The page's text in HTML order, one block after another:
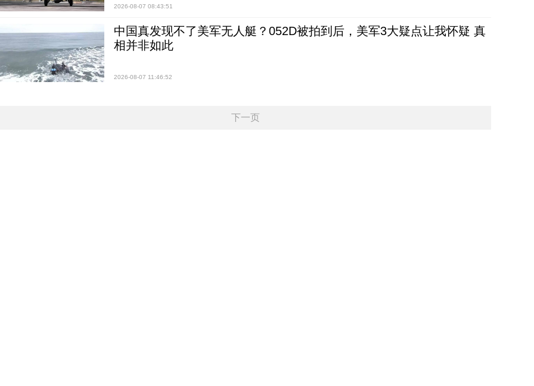
2026-08-07 08:43:51
中国真发现不了美军无人艇？052D被拍到后，美军3大疑点让我怀疑 真
相并非如此
2026-08-07 11:46:52
下一页